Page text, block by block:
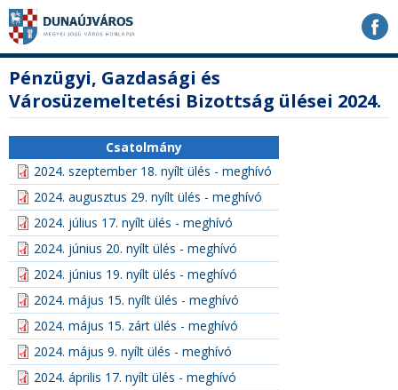
Ugrás
tartalomhoz
Ugrás
navigációhoz
Ugrás
kereséshez
a
honlapon
tartalom
Pénzügyi, Gazdasági és
Városüzemeltetési Bizottság ülései 2024.
Csatolmány
2024. szeptember 18. nyílt ülés - meghívó
2024. augusztus 29. nyílt ülés - meghívó
2024. július 17. nyílt ülés - meghívó
2024. június 20. nyílt ülés - meghívó
2024. június 19. nyílt ülés - meghívó
2024. május 15. nyílt ülés - meghívó
2024. május 15. zárt ülés - meghívó
2024. május 9. nyílt ülés - meghívó
2024. április 17. nyílt ülés - meghívó